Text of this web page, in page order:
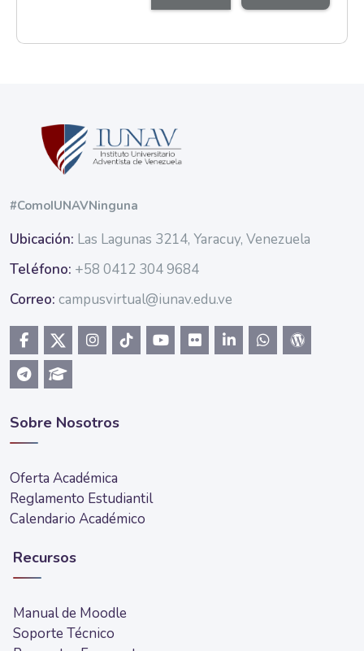
#ComoIUNAVNinguna
Ubicación: Las Lagunas 3214, Yaracuy, Venezuela
Teléfono: +58 0412 304 9684
Correo: campusvirtual@iunav.edu.ve
Sobre Nosotros
Oferta Académica
Reglamento Estudiantil
Calendario Académico
Recursos
Manual de Moodle
Soporte Técnico